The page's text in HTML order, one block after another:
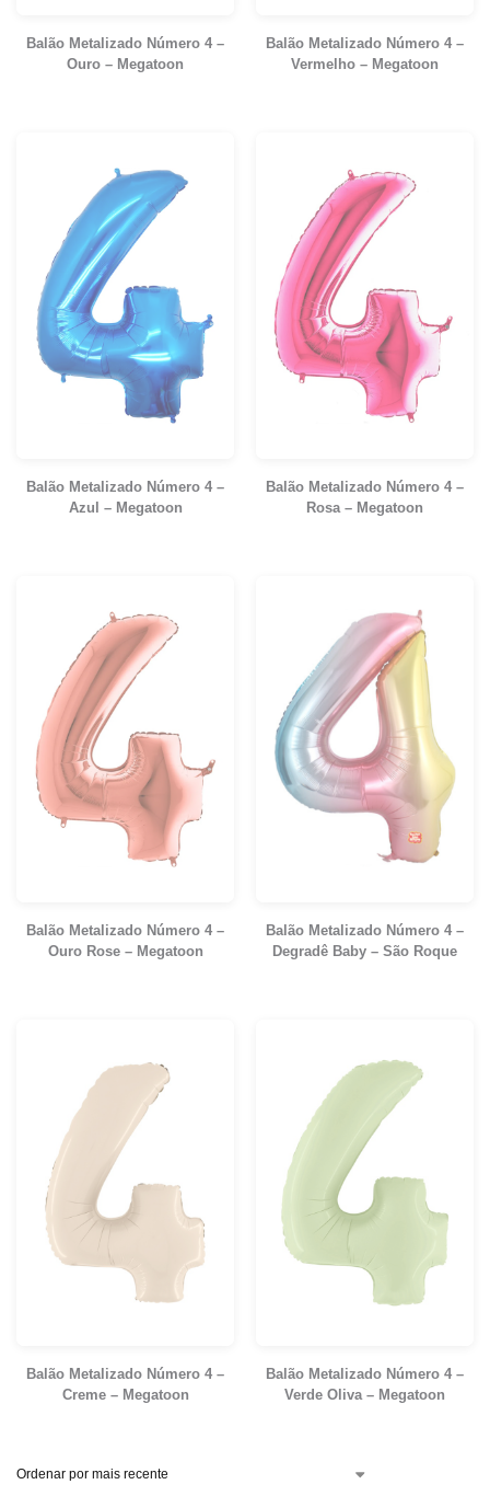
Balão Metalizado Número 4 –
Ouro – Megatoon
Balão Metalizado Número 4 –
Vermelho – Megatoon
Balão Metalizado Número 4 –
Azul – Megatoon
Balão Metalizado Número 4 –
Rosa – Megatoon
Balão Metalizado Número 4 –
Ouro Rose – Megatoon
Balão Metalizado Número 4 –
Degradê Baby – São Roque
Balão Metalizado Número 4 –
Creme – Megatoon
Balão Metalizado Número 4 –
Verde Oliva – Megatoon